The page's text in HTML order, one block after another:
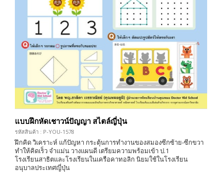
แบบฝึกหัดเชาวน์ปัญญา สไตล์ญี่ปุ่น
รหัสสินค้า : P-YOU-1578
ฝึกคิด วิเคราะห์ แก้ปัญหา กระตุ้นการทำงานของสมองซีกซ้าย-ซีกขวา
ทำให้คิดเร็ว จำแม่น วางแผนดี เตรียมความพร้อมเข้า ป.1
โรงเรียนสาธิตและโรงเรียนในเครือคาทอลิก นิยมใช้ในโรงเรียน
อนุบาลประเทศญี่ปุ่น